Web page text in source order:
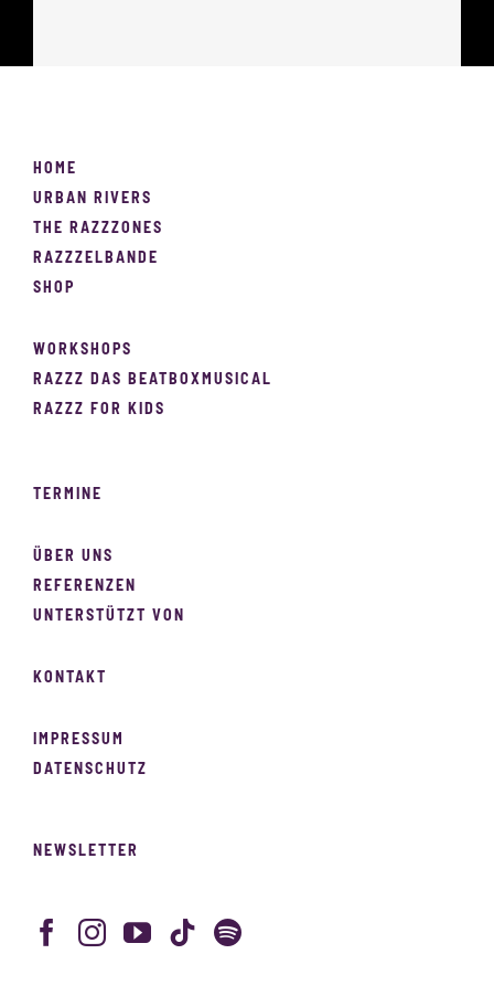
HOME
URBAN RIVERS
THE RAZZZONES
RAZZZELBANDE
SHOP
WORKSHOPS
RAZZZ DAS BEATBOXMUSICAL
RAZZZ FOR KIDS
TERMINE
ÜBER UNS
REFERENZEN
UNTERSTÜTZT VON
KONTAKT
IMPRESSUM
DATENSCHUTZ
NEWSLETTER